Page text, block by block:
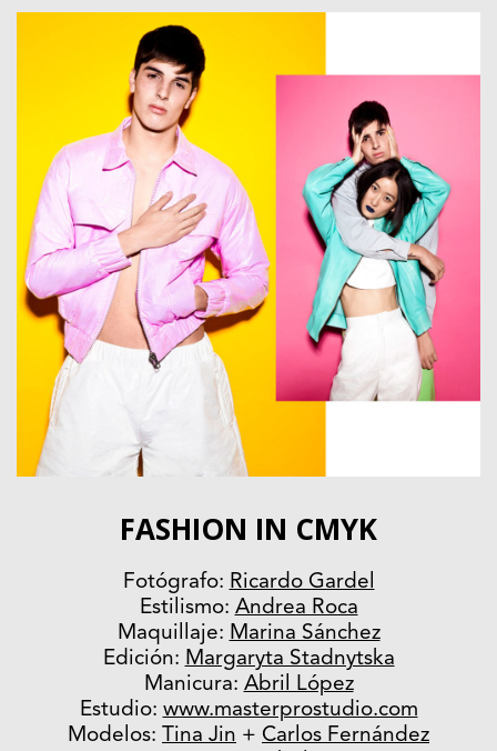
FASHION IN CMYK
Fotógrafo: Ricardo Gardel
Estilismo: Andrea Roca
Maquillaje: Marina Sánchez
Edición: Margaryta Stadnytska
Manicura: Abril López
Estudio: www.masterprostudio.com
Modelos: Tina Jin + Carlos Fernández